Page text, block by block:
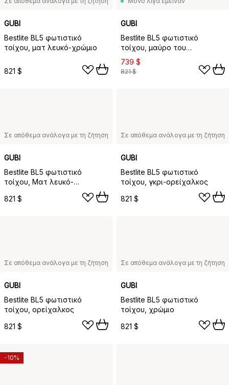
GUBI
Bestlite BL5 φωτιστικό
τοίχου, ματ λευκό-χρώμιο
821 $
GUBI
Bestlite BL5 φωτιστικό
τοίχου, μαύρο του
κάρβουνου-ορείχαλκος
739 $
821 $
Σε απόθεμα ανάλογα με τη ζήτηση
GUBI
Bestlite BL5 φωτιστικό
τοίχου, Ματ λευκό-
821 $
Σε απόθεμα ανάλογα με τη ζήτηση
GUBI
Bestlite BL5 φωτιστικό
τοίχου, γκρι-ορείχαλκος
821 $
Σε απόθεμα ανάλογα με τη ζήτηση
GUBI
Bestlite BL5 φωτιστικό
τοίχου, ορείχαλκος
821 $
Σε απόθεμα ανάλογα με τη ζήτηση
GUBI
Bestlite BL5 φωτιστικό
τοίχου, χρώμιο
821 $
-10%